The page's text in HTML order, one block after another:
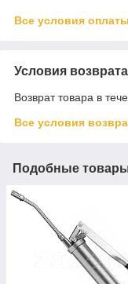
Все условия оплаты
Условия возврата
Возврат товара в
Все условия
Подобные